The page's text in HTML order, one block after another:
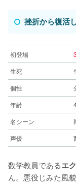
挫折から復活
初登場
生死
個性
年齢
名シーン
声優
数学教員であるエ
ん。悪役じみた風